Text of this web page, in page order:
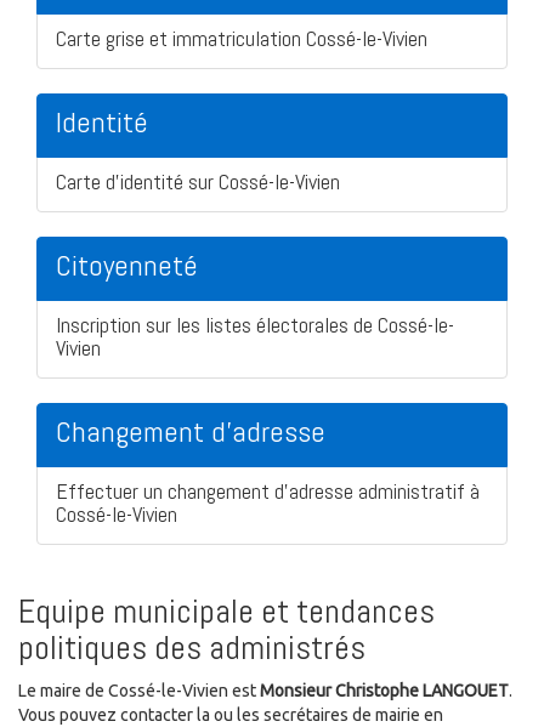
Carte grise et immatriculation Cossé-le-Vivien
Identité
Carte d'identité sur Cossé-le-Vivien
Citoyenneté
Inscription sur les listes électorales de Cossé-le-
Vivien
Changement d'adresse
Effectuer un changement d'adresse administratif à
Cossé-le-Vivien
Equipe municipale et tendances
politiques des administrés
Le maire de Cossé-le-Vivien estMonsieur Christophe LANGOUET.
Vous pouvez contacter la ou les secrétaires de mairie en